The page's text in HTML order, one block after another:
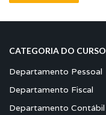
CATEGORIA DO CURSO
Departamento Pessoal
Departamento Fiscal
Departamento Contábil